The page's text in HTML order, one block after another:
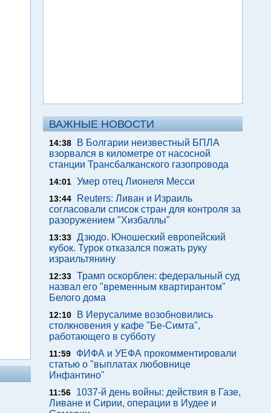
ВАЖНЫЕ НОВОСТИ
14:38
В Болгарии неизвестный БПЛА
взорвался в километре от насосной
станции Трансбалканского газопровода
14:01 Умер отец Лионеля Месси
13:44
Reuters: Ливан и Израиль
согласовали список стран для контроля за
разоружением "Хизбаллы"
13:33 Дзюдо. Юношеский европейский
кубок. Турок отказался пожать руку
израильтянину
12:33 Трамп оскорблен: федеральный суд
назвал его "временным квартирантом"
Белого дома
12:10
В Иерусалиме возобновились
столкновения у кафе "Бе-Симта",
работающего в субботу
11:59
ФИФА и УЕФА прокомментировали
статью о "выплатах любовнице
Инфантино"
11:56
1037-й день войны: действия в Газе,
Ливане и Сирии, операции в Иудее и